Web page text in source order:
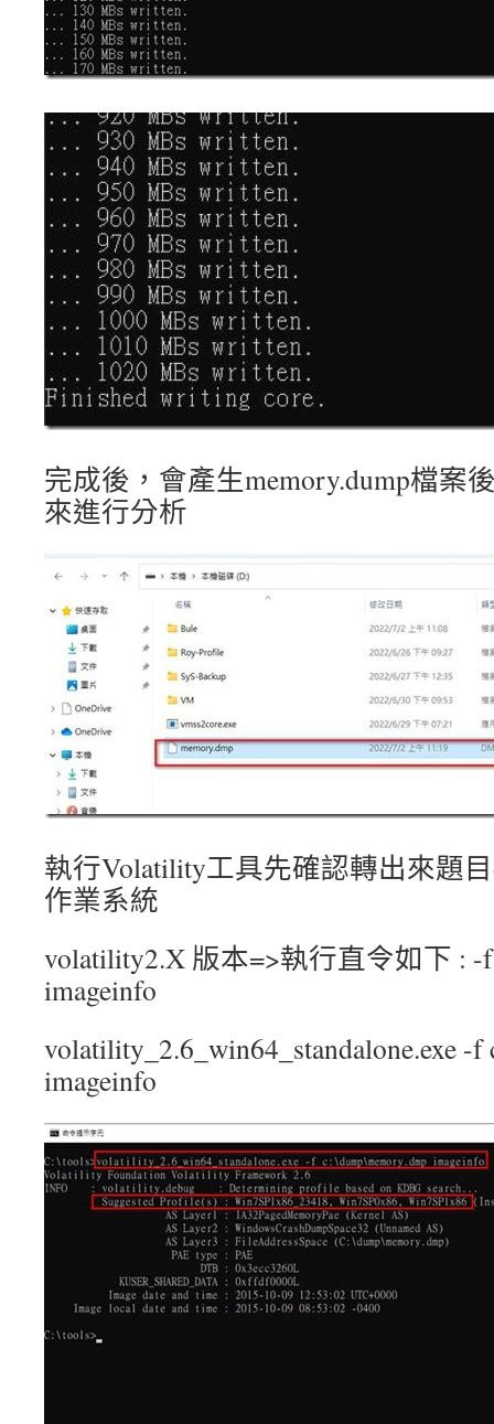
完成後，會產生memory.dump檔案
來進行分析
執行Volatility工具先確認轉出來題
作業系統
volatility2.X 版本=>執行直令如下 :
imageinfo
volatility_2.6_win64_standalone.exe -
imageinfo